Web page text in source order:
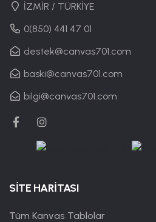
İZMİR / TÜRKİYE
0(850) 441 47 01
destek@canvas701.com
baski@canvas701.com
bilgi@canvas701.com
SİTE HARİTASI
Tüm Kanvas Tablolar